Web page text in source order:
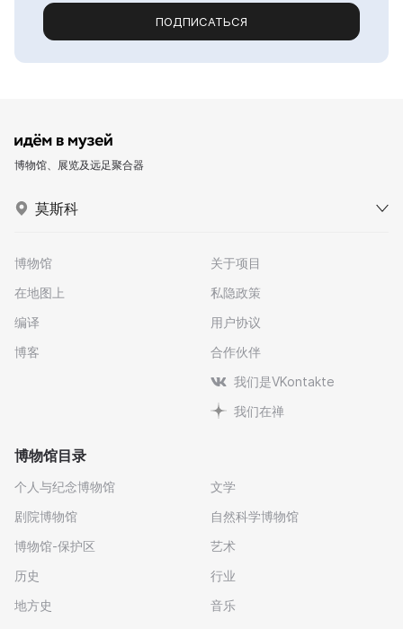
ПОДПИСАТЬСЯ
博物馆、展览及远足聚合器
莫斯科
博物馆
在地图上
编译
博客
关于项目
私隐政策
用户协议
合作伙伴
我们是VKontakte
我们在禅
博物馆目录
个人与纪念博物馆
剧院博物馆
博物馆-保护区
历史
地方史
文学
自然科学博物馆
艺术
行业
音乐